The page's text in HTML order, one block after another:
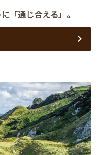
「通じ合える」。